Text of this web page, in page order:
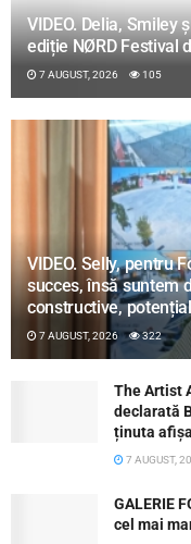
VIDEO. Delia, Smiley
ediție NØRD Festival
7 AUGUST, 2026 105
VIDEO. Selly, pentru
succes, însă suntem
constructive,
7 AUGUST, 2026 322
The Artist
declarată
ținuta
7 AUGUST,
GALERIE
cel mai